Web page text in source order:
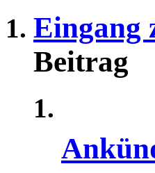
Eingang
Beitrag